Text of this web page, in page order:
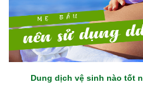
Dung dịch vệ sinh nào tốt